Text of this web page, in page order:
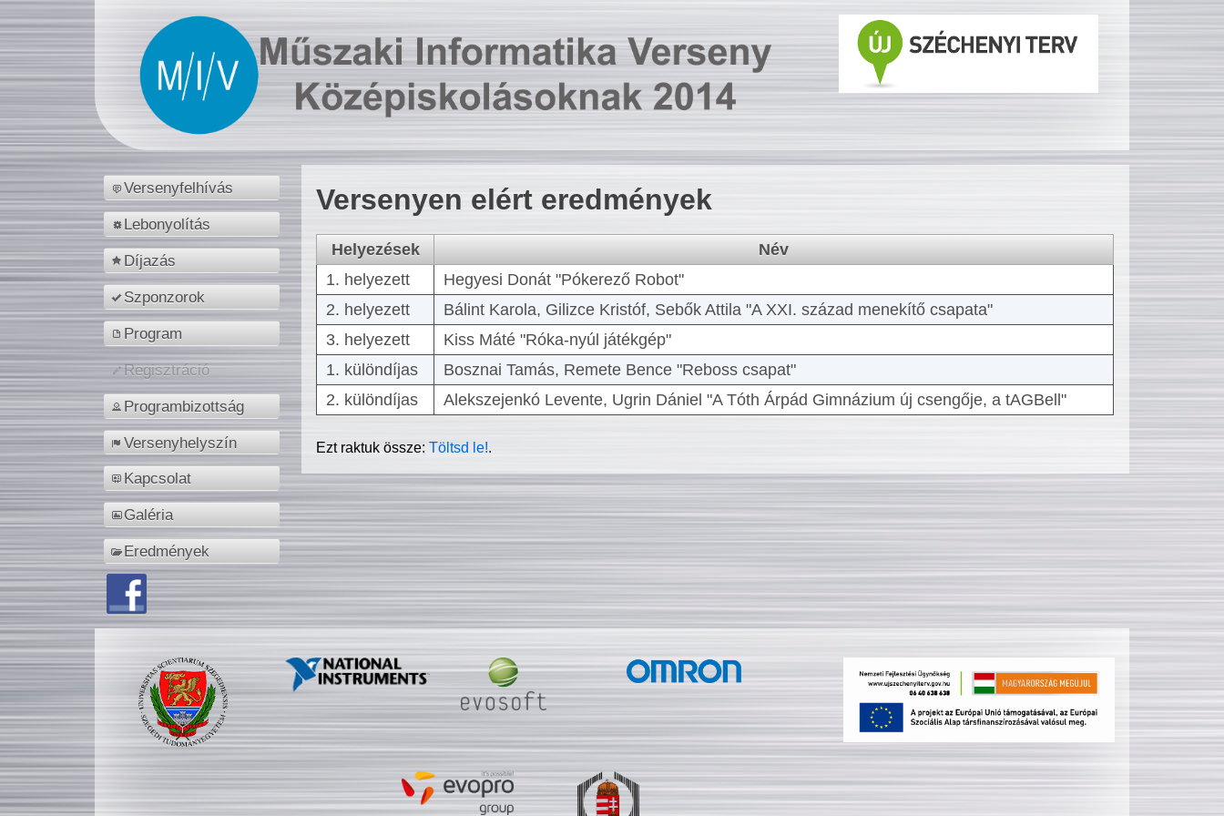
Versenyfelhívás
Lebonyolítás
Díjazás
Szponzorok
Program
Regisztráció
Programbizottság
Versenyhelyszín
Kapcsolat
Galéria
Eredmények
Versenyen elért eredmények
Helyezések
Név
1. helyezett
Hegyesi Donát "Pókerező Robot"
2. helyezett
Bálint Karola, Gilizce Kristóf, Sebők Attila "A XXI. század menekítő csapata"
3. helyezett
Kiss Máté "Róka-nyúl játékgép"
1. különdíjas
Bosznai Tamás, Remete Bence "Reboss csapat"
2. különdíjas
Alekszejenkó Levente, Ugrin Dániel "A Tóth Árpád Gimnázium új csengője, a tAGBell"
Ezt raktuk össze:Töltsd le!.